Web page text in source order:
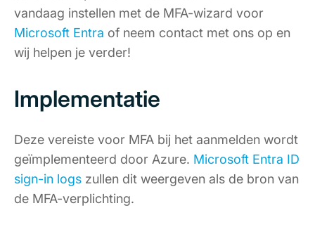
vandaag instellen met de MFA-wizard voor
Microsoft Entra of neem contact met ons op en
wij helpen je verder!
Implementatie
Deze vereiste voor MFA bij het aanmelden wordt
geïmplementeerd door Azure. Microsoft Entra ID
sign-in logs zullen dit weergeven als de bron van
de MFA-verplichting.